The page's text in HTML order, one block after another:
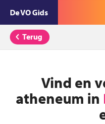
De VO Gids
Terug
Vind en
atheneum in